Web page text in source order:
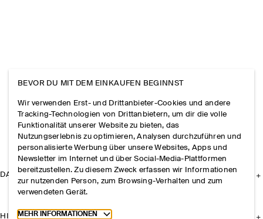
DAS UNTERNEHMEN
HILFE
BEVOR DU MIT DEM EINKAUFEN BEGINNST
Wir verwenden Erst- und Drittanbieter-Cookies und andere
Tracking-Technologien von Drittanbietern, um dir die volle
Funktionalität unserer Website zu bieten, das
Nutzungserlebnis zu optimieren, Analysen durchzuführen und
personalisierte Werbung über unsere Websites, Apps und
Newsletter im Internet und über Social-Media-Plattformen
bereitzustellen. Zu diesem Zweck erfassen wir Informationen
zur nutzenden Person, zum Browsing-Verhalten und zum
verwendeten Gerät.
Toggle more cookie information
MEHR INFORMATIONEN